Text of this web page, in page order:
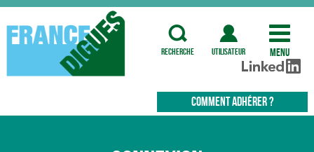
recherche utilisateur Menu
COMMENT ADHÉRER ?